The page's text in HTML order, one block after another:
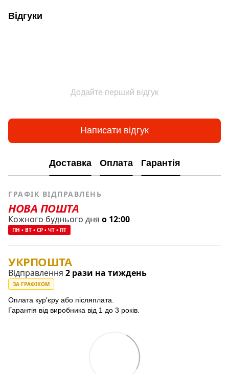
Відгуки
Додайте перший відгук
Написати відгук
Доставка Оплата Гарантія
ГРАФІК ВІДПРАВЛЕНЬ
НОВА ПОШТА
Кожного буднього дня о 12:00
ПН • ВТ • СР • ЧТ • ПТ
УКРПОШТА
Відправлення 2 рази на тиждень
ЗА ГРАФІКОМ
Оплата кур'єру або післяплата.
Гарантія від виробника від 1 до 3 років.